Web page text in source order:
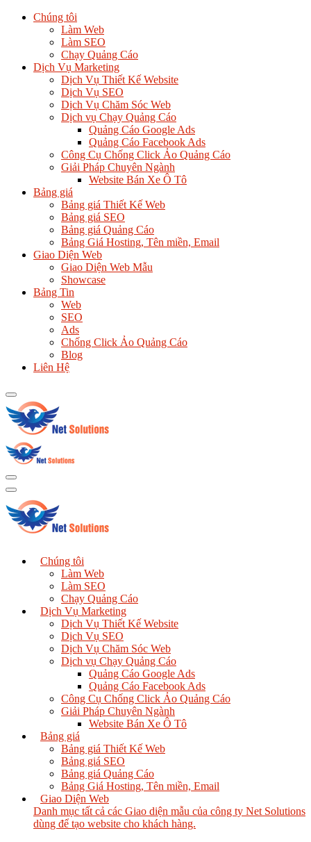
Chúng tôi
Làm Web
Làm SEO
Chạy Quảng Cáo
Dịch Vụ Marketing
Dịch Vụ Thiết Kế Website
Dịch Vụ SEO
Dịch Vụ Chăm Sóc Web
Dịch vụ Chạy Quảng Cáo
Quảng Cáo Google Ads
Quảng Cáo Facebook Ads
Công Cụ Chống Click Ảo Quảng Cáo
Giải Pháp Chuyên Ngành
Website Bán Xe Ô Tô
Bảng giá
Bảng giá Thiết Kế Web
Bảng giá SEO
Bảng giá Quảng Cáo
Bảng Giá Hosting, Tên miền, Email
Giao Diện Web
Giao Diện Web Mẫu
Showcase
Bảng Tin
Web
SEO
Ads
Chống Click Ảo Quảng Cáo
Blog
Liên Hệ
Chúng tôi
Làm Web
Làm SEO
Chạy Quảng Cáo
Dịch Vụ Marketing
Dịch Vụ Thiết Kế Website
Dịch Vụ SEO
Dịch Vụ Chăm Sóc Web
Dịch vụ Chạy Quảng Cáo
Quảng Cáo Google Ads
Quảng Cáo Facebook Ads
Công Cụ Chống Click Ảo Quảng Cáo
Giải Pháp Chuyên Ngành
Website Bán Xe Ô Tô
Bảng giá
Bảng giá Thiết Kế Web
Bảng giá SEO
Bảng giá Quảng Cáo
Bảng Giá Hosting, Tên miền, Email
Giao Diện Web
Danh mục tất cả các Giao diện mẫu của công ty Net Solutions
dùng để tạo website cho khách hàng.